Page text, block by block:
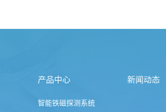
产品中心
智能铁磁探测系统
新闻动态